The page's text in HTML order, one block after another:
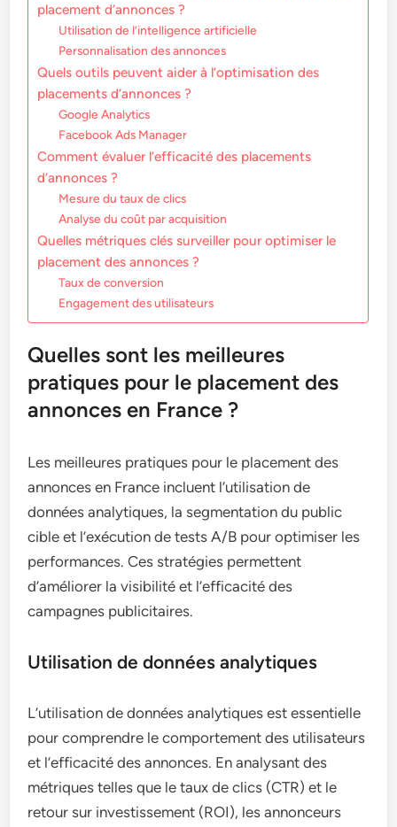
placement d’annonces ?
Utilisation de l’intelligence artificielle
Personnalisation des annonces
Quels outils peuvent aider à l’optimisation des
placements d’annonces ?
Google Analytics
Facebook Ads Manager
Comment évaluer l’efficacité des placements
d’annonces ?
Mesure du taux de clics
Analyse du coût par acquisition
Quelles métriques clés surveiller pour optimiser le
placement des annonces ?
Taux de conversion
Engagement des utilisateurs
Quelles sont les meilleures
pratiques pour le placement des
annonces en France ?
Les meilleures pratiques pour le placement des
annonces en France incluent l’utilisation de
données analytiques, la segmentation du public
cible et l’exécution de tests A/B pour optimiser les
performances. Ces stratégies permettent
d’améliorer la visibilité et l’efficacité des
campagnes publicitaires.
Utilisation de données analytiques
L’utilisation de données analytiques est essentielle
pour comprendre le comportement des utilisateurs
et l’efficacité des annonces. En analysant des
métriques telles que le taux de clics (CTR) et le
retour sur investissement (ROI), les annonceurs